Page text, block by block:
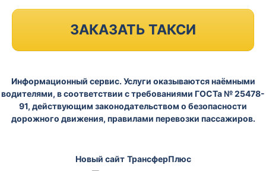
ЗАКАЗАТЬ ТАКСИ
Информационный сервис. Услуги оказываются наёмными
водителями, в соответствии с требованиями ГОСТа № 25478-
91, действующим законодательством о безопасности
дорожного движения, правилами перевозки пассажиров.
Новый сайт ТрансферПлюс